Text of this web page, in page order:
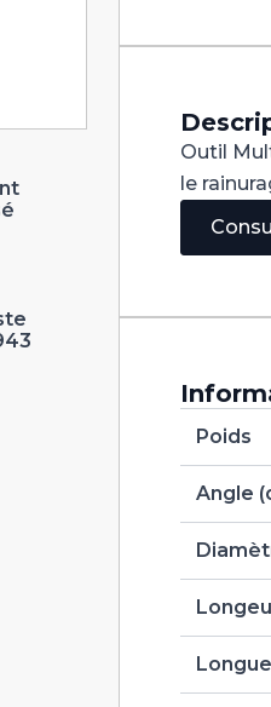
Carbure
Outil
le
Poids
Angle